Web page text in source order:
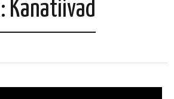
Kanatiivad